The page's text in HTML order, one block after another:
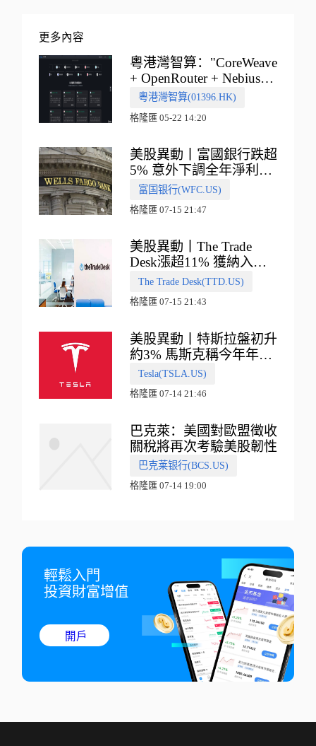
更多內容
粵港灣智算："CoreWeave
+ OpenRouter + Nebius"
多向融合的中國智算新範
式
粵港灣智算(01396.HK)
格隆匯 05-22 14:20
美股異動丨富國銀行跌超
5% 意外下調全年淨利息
收入指引
富国银行(WFC.US)
格隆匯 07-15 21:47
美股異動丨The Trade
Desk漲超11% 獲納入標
普500指數
The Trade Desk(TTD.US)
格隆匯 07-15 21:43
美股異動丨特斯拉盤初升
約3% 馬斯克稱今年年底
會有‘史詩級震撼’的演示
Tesla(TSLA.US)
格隆匯 07-14 21:46
巴克萊：美國對歐盟徵收
關稅將再次考驗美股韌性
巴克莱银行(BCS.US)
格隆匯 07-14 19:00
輕鬆入門
投資財富增值
開戶